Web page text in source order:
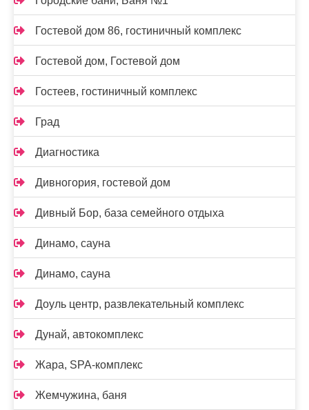
Гостевой дом 86, гостиничный комплекс
Гостевой дом, Гостевой дом
Гостеев, гостиничный комплекс
Град
Диагностика
Дивногория, гостевой дом
Дивный Бор, база семейного отдыха
Динамо, сауна
Динамо, сауна
Доуль центр, развлекательный комплекс
Дунай, автокомплекс
Жара, SPA-комплекс
Жемчужина, баня